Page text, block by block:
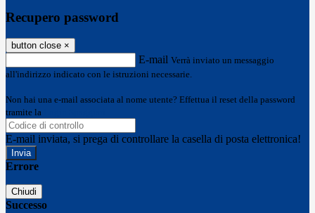
Recupero password
button close ×
E-mail Verrà inviato un messaggio
all'indirizzo indicato con le istruzioni necessarie.
Non hai una e-mail associata al nome utente? Effettua il reset della password
tramite la
E-mail inviata, si prega di controllare la casella di posta elettronica!
Errore
Chiudi
Successo